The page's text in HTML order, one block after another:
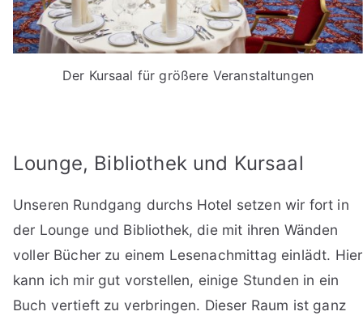
Der Kursaal für größere Veranstaltungen
Lounge, Bibliothek und Kursaal
Unseren Rundgang durchs Hotel setzen wir fort in
der Lounge und Bibliothek, die mit ihren Wänden
voller Bücher zu einem Lesenachmittag einlädt. Hier
kann ich mir gut vorstellen, einige Stunden in ein
Buch vertieft zu verbringen. Dieser Raum ist ganz